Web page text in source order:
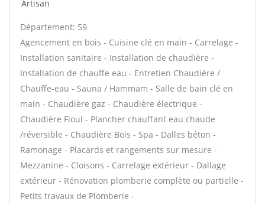
Artisan
Département: 59
Agencement en bois - Cuisine clé en main - Carrelage -
Installation sanitaire - Installation de chaudière -
Installation de chauffe eau - Entretien Chaudière /
Chauffe-eau - Sauna / Hammam - Salle de bain clé en
main - Chaudière gaz - Chaudière électrique -
Chaudière Fioul - Plancher chauffant eau chaude
/réversible - Chaudière Bois - Spa - Dalles béton -
Ramonage - Placards et rangements sur mesure -
Mezzanine - Cloisons - Carrelage extérieur - Dallage
extérieur - Rénovation plomberie complète ou partielle -
Petits travaux de Plomberie -